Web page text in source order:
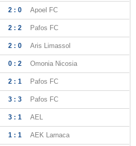
2 : 0 Apoel FC
2 : 2 Pafos FC
2 : 0 Aris Limassol
0 : 2 Omonia Nicosia
2 : 1 Pafos FC
3 : 3 Pafos FC
3 : 1 AEL
1 : 1 AEK Larnaca